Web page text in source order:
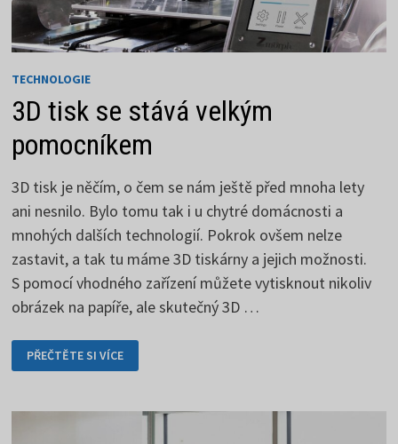
TECHNOLOGIE
3D tisk se stává velkým
pomocníkem
3D tisk je něčím, o čem se nám ještě před mnoha lety
ani nesnilo. Bylo tomu tak i u chytré domácnosti a
mnohých dalších technologií. Pokrok ovšem nelze
zastavit, a tak tu máme 3D tiskárny a jejich možnosti.
S pomocí vhodného zařízení můžete vytisknout nikoliv
obrázek na papíře, ale skutečný 3D …
3D
TISK
SE
POMOCNÍKEM
PŘEČTĚTE SI VÍCE